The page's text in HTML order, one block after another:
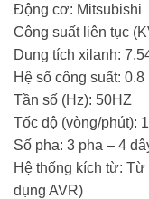
Động cơ: Mitsubishi
Công suất liên tục
Dung tích xilanh:
Hệ số công suất: 0.8
Tần số (Hz): 50HZ
Tốc độ (vòng/phút):
Số pha: 3 pha – 4
Hệ thống kích từ:
dụng AVR)